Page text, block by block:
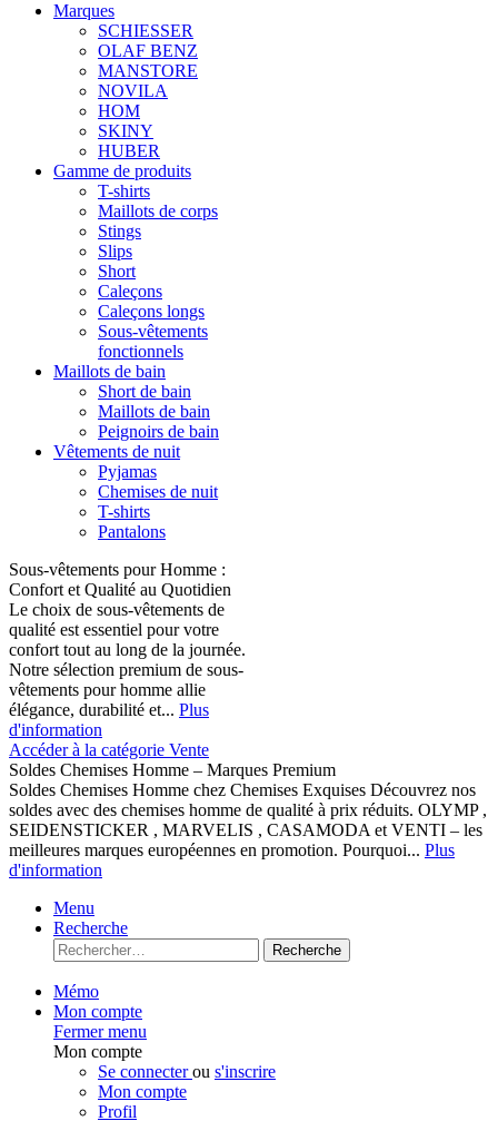
Marques
SCHIESSER
OLAF BENZ
MANSTORE
NOVILA
HOM
SKINY
HUBER
Gamme de produits
T-shirts
Maillots de corps
Stings
Slips
Short
Caleçons
Caleçons longs
Sous-vêtements
fonctionnels
Maillots de bain
Short de bain
Maillots de bain
Peignoirs de bain
Vêtements de nuit
Pyjamas
Chemises de nuit
T-shirts
Pantalons
Sous-vêtements pour Homme :
Confort et Qualité au Quotidien
Le choix de sous-vêtements de
qualité est essentiel pour votre
confort tout au long de la journée.
Notre sélection premium de sous-
vêtements pour homme allie
élégance, durabilité et... Plus
d'information
Accéder à la catégorie Vente
Soldes Chemises Homme – Marques Premium
Soldes Chemises Homme chez Chemises Exquises Découvrez nos
soldes avec des chemises homme de qualité à prix réduits. OLYMP ,
SEIDENSTICKER , MARVELIS , CASAMODA et VENTI – les
meilleures marques européennes en promotion. Pourquoi... Plus
d'information
Menu
Recherche
Recherche
Mémo
Mon compte
Fermer menu
Mon compte
Se connecterou s'inscrire
Mon compte
Profil